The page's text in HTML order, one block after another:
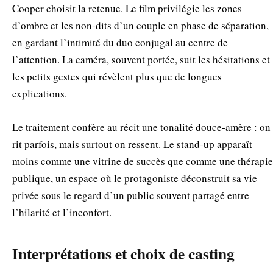
Cooper choisit la retenue. Le film privilégie les zones
d’ombre et les non‑dits d’un couple en phase de séparation,
en gardant l’intimité du duo conjugal au centre de
l’attention. La caméra, souvent portée, suit les hésitations et
les petits gestes qui révèlent plus que de longues
explications.
Le traitement confère au récit une tonalité douce‑amère : on
rit parfois, mais surtout on ressent. Le stand‑up apparaît
moins comme une vitrine de succès que comme une thérapie
publique, un espace où le protagoniste déconstruit sa vie
privée sous le regard d’un public souvent partagé entre
l’hilarité et l’inconfort.
Interprétations et choix de casting